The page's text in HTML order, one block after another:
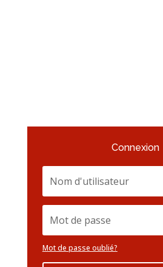
Connexion
Mot de passe oublié?